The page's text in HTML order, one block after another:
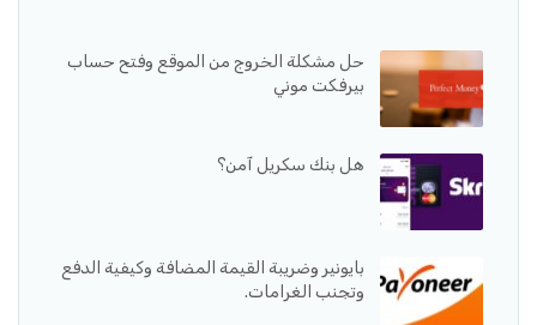
حل مشكلة الخروج من الموقع وفتح حساب
بيرفكت موني
هل بنك سكريل آمن؟
بايونير وضريبة القيمة المضافة وكيفية الدفع
وتجنب الغرامات.